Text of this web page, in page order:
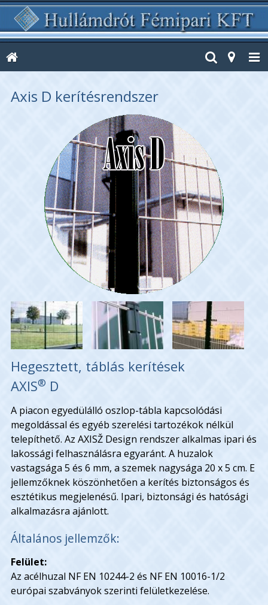
Axis D kerítésrendszer
Hegesztett, táblás kerítések
AXIS® D
A piacon egyedülálló oszlop-tábla kapcsolódási
megoldással és egyéb szerelési tartozékok nélkül
telepíthető. Az AXISŽ Design rendszer alkalmas ipari és
lakossági felhasználásra egyaránt. A huzalok
vastagsága 5 és 6 mm, a szemek nagysága 20 x 5 cm. E
jellemzőknek köszönhetően a kerítés biztonságos és
esztétikus megjelenésű. Ipari, biztonsági és hatósági
alkalmazásra ajánlott.
Általános jellemzők:
Felület:
Az acélhuzal NF EN 10244-2 és NF EN 10016-1/2
európai szabványok szerinti felületkezelése.